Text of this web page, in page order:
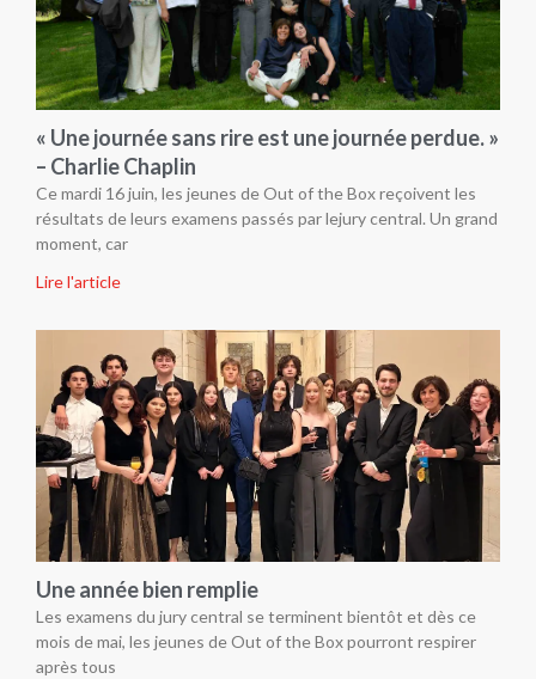
« Une journée sans rire est une journée perdue. »
– Charlie Chaplin
Ce mardi 16 juin, les jeunes de Out of the Box reçoivent les
résultats de leurs examens passés par lejury central. Un grand
moment, car
Lire l'article
Une année bien remplie
Les examens du jury central se terminent bientôt et dès ce
mois de mai, les jeunes de Out of the Box pourront respirer
après tous